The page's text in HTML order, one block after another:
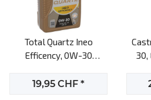
Total Quartz Ineo
Efficency, 0W-30
19,95 CHF *
30,